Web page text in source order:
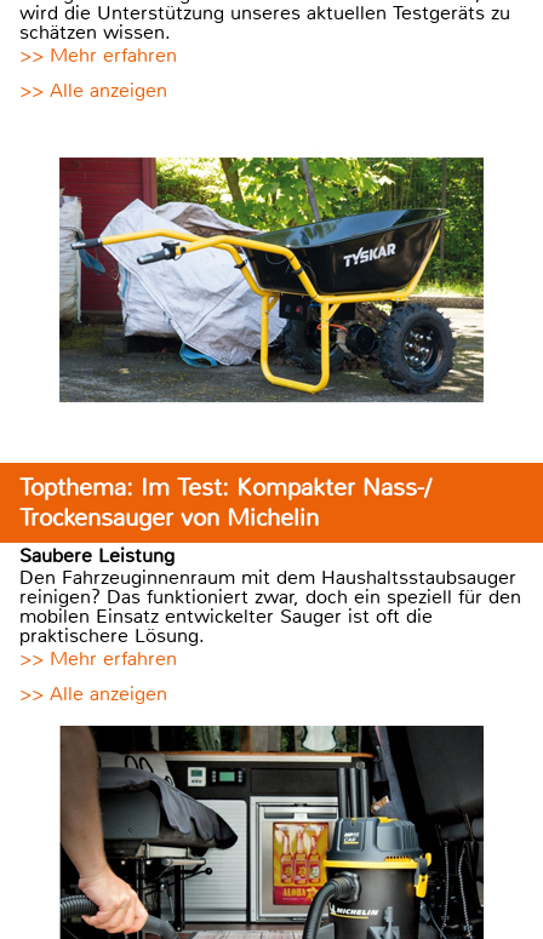
wird die Unterstützung unseres aktuellen Testgeräts zu
schätzen wissen.
>> Mehr erfahren
>> Alle anzeigen
Topthema: Im Test: Kompakter Nass-/
Trockensauger von Michelin
Saubere Leistung
Den Fahrzeuginnenraum mit dem Haushaltsstaubsauger
reinigen? Das funktioniert zwar, doch ein speziell für den
mobilen Einsatz entwickelter Sauger ist oft die
praktischere Lösung.
>> Mehr erfahren
>> Alle anzeigen